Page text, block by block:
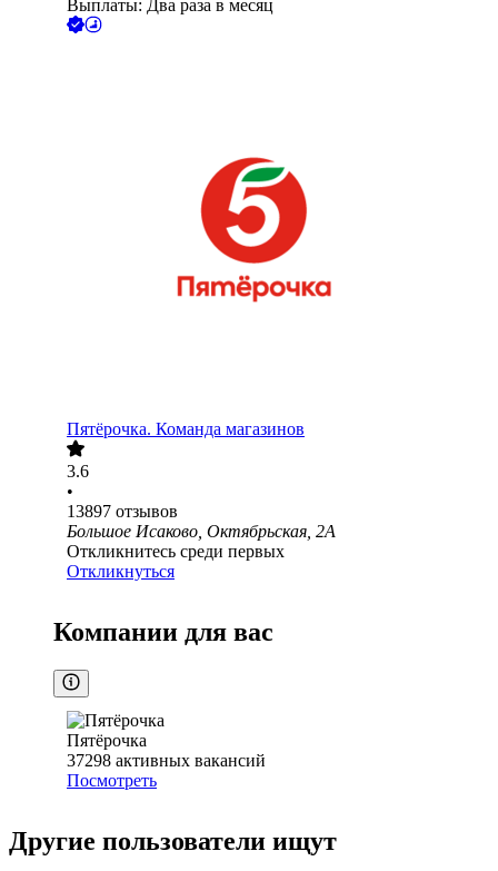
Выплаты: Два раза в месяц
Пятёрочка. Команда магазинов
3.6
•
13897 отзывов
Большое Исаково, Октябрьская, 2А
Откликнитесь среди первых
Откликнуться
Компании для вас
Пятёрочка
37298 активных вакансий
Посмотреть
Другие пользователи ищут